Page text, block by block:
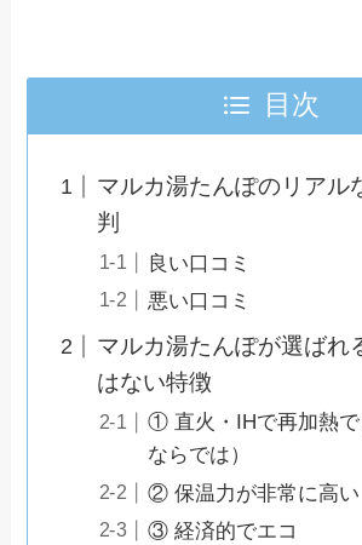
目次
マルカ湯たんぽのリアル
判
良い口コミ
悪い口コミ
マルカ湯たんぽが選ばれ
はない特徴
① 直火・IHで再加熱で
ならでは）
② 保温力が非常に高い
③ 経済的でエコ